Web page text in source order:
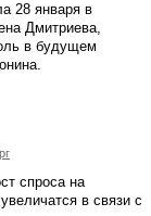
28 января в
Дмитриева,
в будущем
спроса на
в связи с